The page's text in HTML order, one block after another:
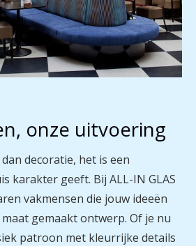
onze uitvoering
decoratie, het is een
karakter geeft. Bij ALL-IN GLAS
vakmensen die jouw ideeën
gemaakt ontwerp. Of je nu
patroon met kleurrijke details